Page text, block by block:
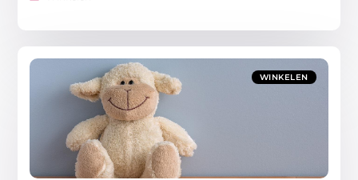
WINKELEN